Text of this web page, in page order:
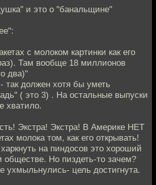
и это о "банальщине"
с молоком картинки как его
Там вообще 18 миллионов
два)"
так должен хотя бы уметь
( это 3) . На остальные выпуски
хватило.
Экстра! Экстра! В Aмерике НЕТ
молока том, как его откpывать!
на пиндосов это хороший
обществе. Но пиздеть-то зачем?
цель достигнута.